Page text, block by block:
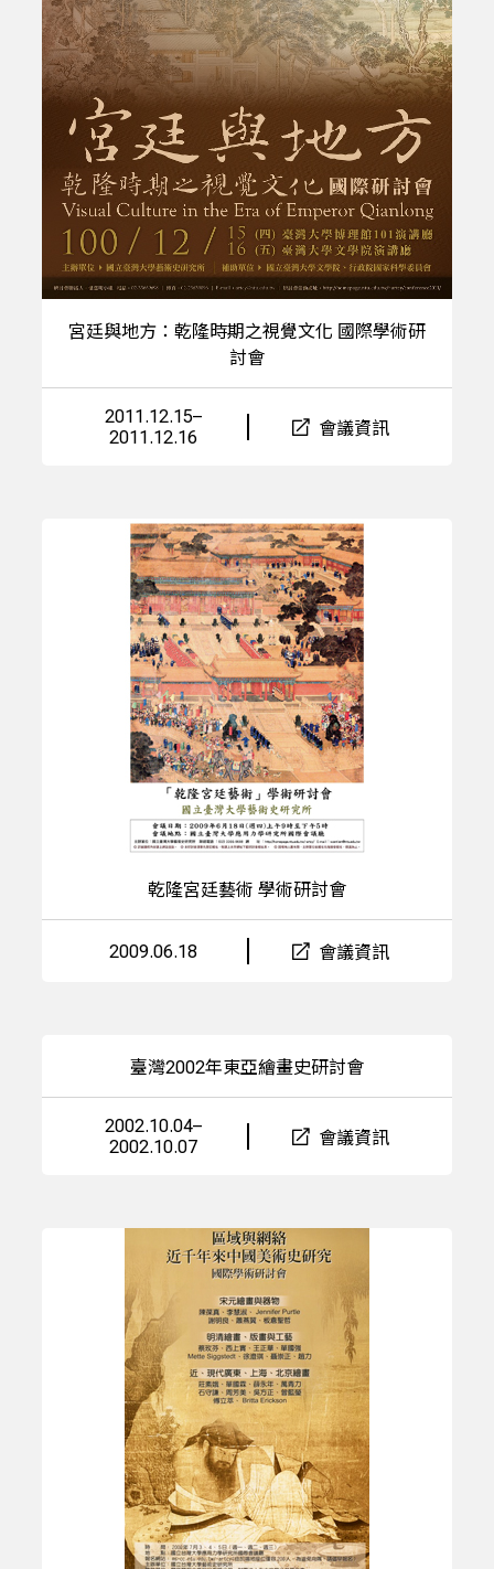
宮廷與地方：乾隆時期之視覺文化 國際學術研
討會
2011.12.15–
2011.12.16
會議資訊
乾隆宮廷藝術 學術研討會
2009.06.18 會議資訊
臺灣2002年東亞繪畫史研討會
2002.10.04–
2002.10.07
會議資訊